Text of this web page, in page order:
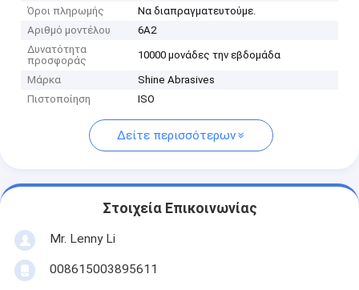
Όροι πληρωμής
Να διαπραγματευτούμε.
Αριθμό μοντέλου
6A2
Δυνατότητα
προσφοράς
10000 μονάδες την εβδομάδα
Μάρκα
Shine Abrasives
Πιστοποίηση
ISO
Δείτε περισσότερων
Στοιχεία Επικοινωνίας
Mr. Lenny Li
008615003895611